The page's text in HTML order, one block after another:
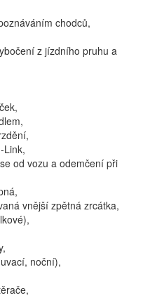
chodců,
z jízdního pruhu a
Link,
od vozu a odemčení při
vnější zpětná zrcátka,
noční),